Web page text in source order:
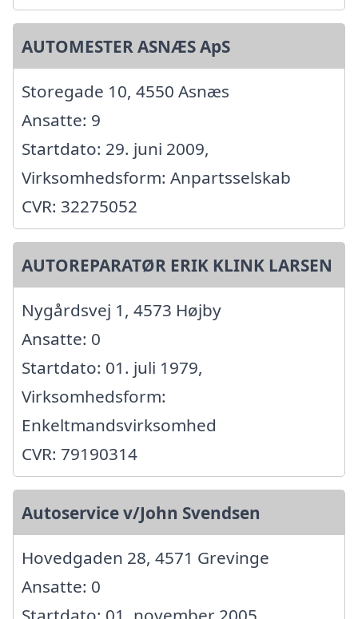
AUTOMESTER ASNÆS ApS
Storegade 10, 4550 Asnæs
Ansatte: 9
Startdato: 29. juni 2009,
Virksomhedsform: Anpartsselskab
CVR: 32275052
AUTOREPARATØR ERIK KLINK LARSEN
Nygårdsvej 1, 4573 Højby
Ansatte: 0
Startdato: 01. juli 1979,
Virksomhedsform:
Enkeltmandsvirksomhed
CVR: 79190314
Autoservice v/John Svendsen
Hovedgaden 28, 4571 Grevinge
Ansatte: 0